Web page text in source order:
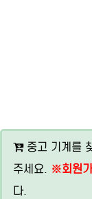
중고 기계를
주세요. ※회원
다.